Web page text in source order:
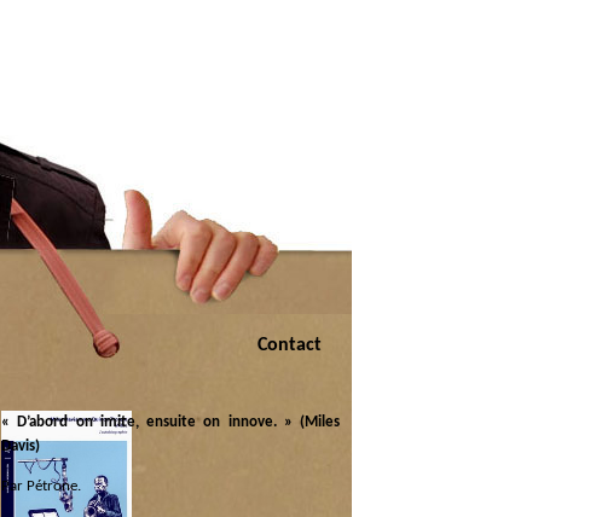
Contact
« D’abord on imite, ensuite on innove. » (Miles
Davis)
Par Pétrone.